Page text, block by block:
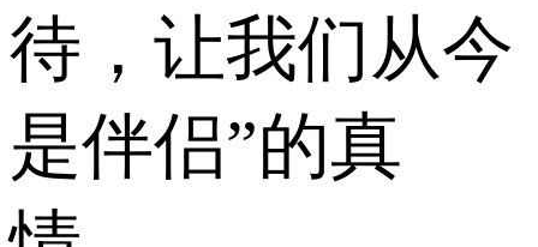
待，让我们从今
是伴侣”的真